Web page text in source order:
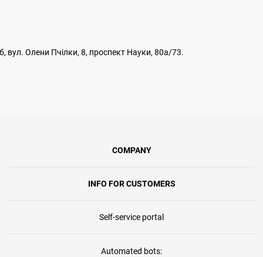
вул. Олени Пчілки, 8, проспект Науки, 80а/73.
COMPANY
INFO FOR CUSTOMERS
Self-service portal
Automated bots: